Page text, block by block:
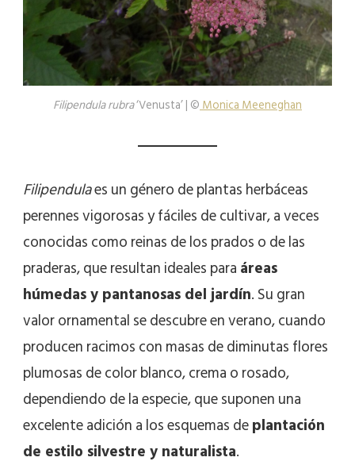
Filipendula rubra‘Venusta’ | ©Monica Meeneghan
Filipendulaes un género de plantas herbáceas
perennes vigorosas y fáciles de cultivar, a veces
conocidas como reinas de los prados o de las
praderas, que resultan ideales paraáreas
húmedas y pantanosas del jardín. Su gran
valor ornamental se descubre en verano, cuando
producen racimos con masas de diminutas flores
plumosas de color blanco, crema o rosado,
dependiendo de la especie, que suponen una
excelente adición a los esquemas deplantación
de estilo silvestre y naturalista.